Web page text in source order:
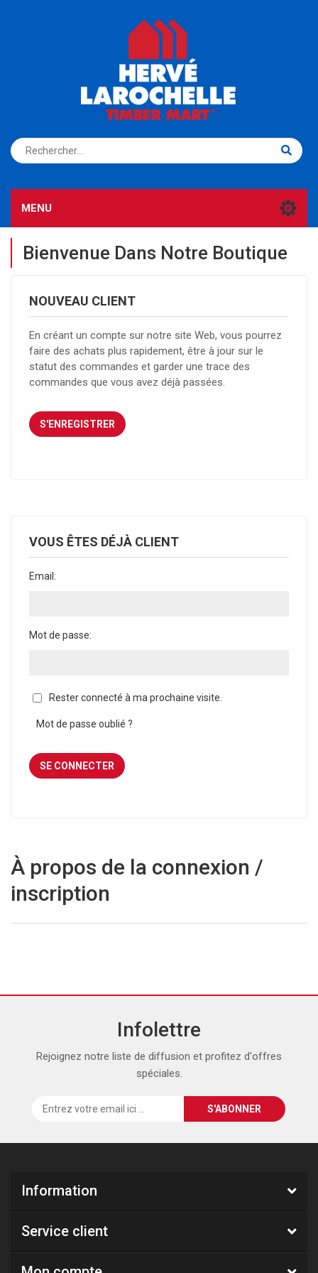
S'ENREGISTRER CONNEXION
MENU
Bienvenue Dans Notre Boutique
NOUVEAU CLIENT
En créant un compte sur notre site Web, vous pourrez
faire des achats plus rapidement, être à jour sur le
statut des commandes et garder une trace des
commandes que vous avez déjà passées.
VOUS ÊTES DÉJÀ CLIENT
Email:
Mot de passe:
Rester connecté à ma prochaine visite.
Mot de passe oublié ?
À propos de la connexion /
inscription
Infolettre
Rejoignez notre liste de diffusion et profitez d'offres
spéciales.
Information
Service client